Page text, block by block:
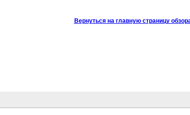
Вернуться на главную страницу